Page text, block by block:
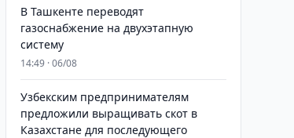
В Ташкенте переводят
газоснабжение на двухэтапную
систему
14:49 · 06/08
Узбекским предпринимателям
предложили выращивать скот в
Казахстане для последующего